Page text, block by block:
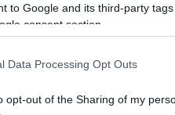
to Google and its third-party
consent section.
Data Processing Opt Outs
opt-out of the Sharing of my